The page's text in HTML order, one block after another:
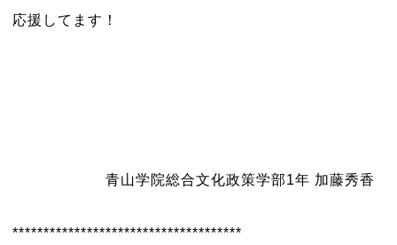
応援してます！
青山学院総合文化政策学部1年 加藤秀香
*************************************